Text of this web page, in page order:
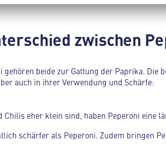
zwischen
gehören beide zur Gattung der Paprika. Die
auch in ihrer Verwendung und Schärfe:
Chilis eher klein sind, haben Peperoni eine
schärfer als Peperoni. Zudem bringen